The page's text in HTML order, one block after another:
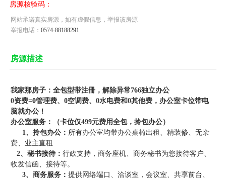
房源核验码：
网站承诺真实房源，如有虚假信息，举报该房源
举报电话： 0574-88188291
房源描述
我家那房子：全包型带注冊，解除异常766独立办公
0资费=0管理费、 0空调费、 0水电费和0其他费，办公室卡位带电
脑就办公！
办公室服务：（卡位仅499元费用全包，拎包办公）
1、 拎包办公： 所有办公室均带办公桌椅出租、精装修、无杂
费、业主直租
2、 秘书接待： 行政支持，商务座机、商务秘书为您接待客户、
收发信函、接待等。
3、 商务服务： 提供网络端口、洽谈室，会议室、共享前台、